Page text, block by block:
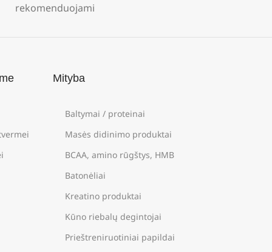
rekomenduojami
Mityba
Baltymai / proteinai
Masės didinimo produktai
BCAA, amino rūgštys, HMB
Batonėliai
Kreatino produktai
Kūno riebalų degintojai
Prieštreniruotiniai papildai